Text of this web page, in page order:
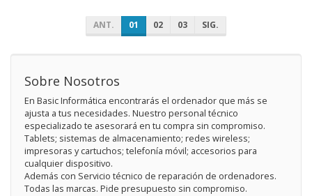
ANT. 01 02 03 SIG.
Sobre Nosotros
En Basic Informática encontrarás el ordenador que más se
ajusta a tus necesidades. Nuestro personal técnico
especializado te asesorará en tu compra sin compromiso.
Tablets; sistemas de almacenamiento; redes wireless;
impresoras y cartuchos; telefonía móvil; accesorios para
cualquier dispositivo.
Además con Servicio técnico de reparación de ordenadores.
Todas las marcas. Pide presupuesto sin compromiso.